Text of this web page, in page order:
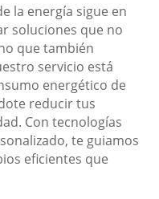
la energía sigue en
soluciones que no
que también
servicio está
energético de
reducir tus
Con tecnologías
te guiamos
eficientes que